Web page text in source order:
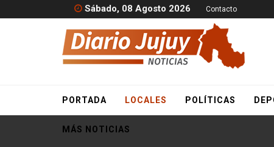
Sábado, 08 Agosto 2026 Contacto
PORTADA LOCALES POLÍTICAS
MÁS NOTICIAS